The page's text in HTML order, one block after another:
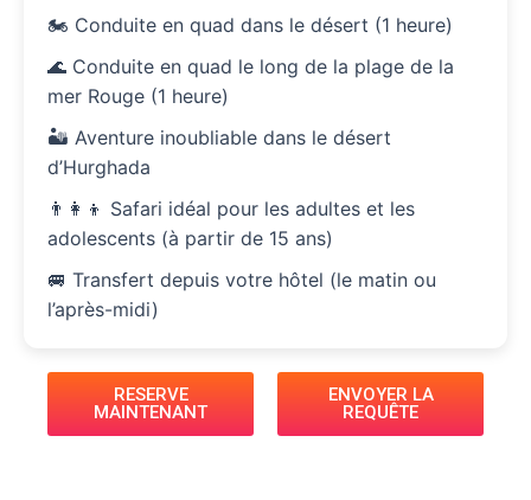
🏍️ Conduite en quad dans le désert (1 heure)
🌊 Conduite en quad le long de la plage de la
mer Rouge (1 heure)
🏜️ Aventure inoubliable dans le désert
d’Hurghada
👨‍👩‍👦 Safari idéal pour les adultes et les
adolescents (à partir de 15 ans)
🚐 Transfert depuis votre hôtel (le matin ou
l’après-midi)
RESERVE
MAINTENANT
ENVOYER LA
REQUÊTE